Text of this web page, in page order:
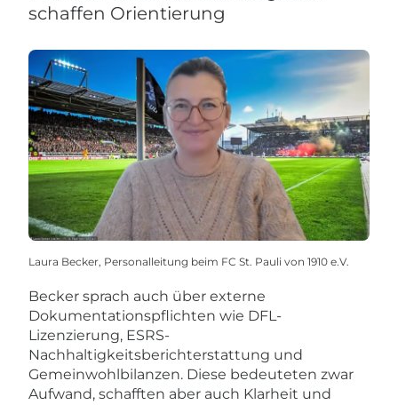
schaffen Orientierung
Laura Becker, Personalleitung beim FC St. Pauli von 1910 e.V.
Becker sprach auch über externe
Dokumentationspflichten wie DFL-
Lizenzierung, ESRS-
Nachhaltigkeitsberichterstattung und
Gemeinwohlbilanzen. Diese bedeuteten zwar
Aufwand, schafften aber auch Klarheit und